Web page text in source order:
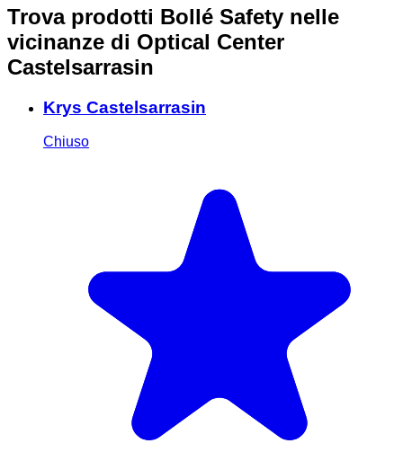
Trova prodotti Bollé Safety nelle
vicinanze di Optical Center
Castelsarrasin
Krys Castelsarrasin
Chiuso